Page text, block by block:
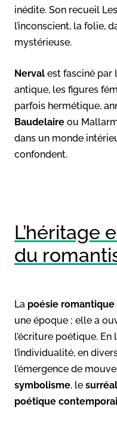
inédite. Son recueil
l’inconscient, la folie,
mystérieuse.
Nerval est fasciné par
antique, les figures
parfois hermétique,
Baudelaire ou
dans un monde
confondent.
L’héritage
du
La poésie romantique
une époque ; elle a
l’écriture poétique.
l’individualité, en
l’émergence de
symbolisme, le
poétique